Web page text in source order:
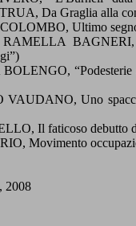
Da Graglia alla
Ultimo
“Podesterie
Uno
Il faticoso debutto
Movimento
, 2008